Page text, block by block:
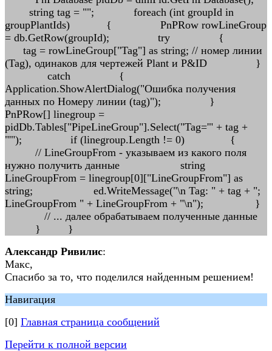
string tag = ""; foreach (int groupId in
groupPlantIds) { PnPRow rowLineGroup
= db.GetRow(groupId); try {
tag = rowLineGroup["Tag"] as string; // номер линии
(Tag), одинаков для чертежей Plant и P&ID }
catch {
Application.ShowAlertDialog("Ошибка получения
данных по Номеру линии (tag)"); }
PnPRow[] linegroup =
pidDb.Tables["PipeLineGroup"].Select("Tag='" + tag +
"'"); if (linegroup.Length != 0) {
// LineGroupFrom - указываем из какого поля
нужно получить данные string
LineGroupFrom = linegroup[0]["LineGroupFrom"] as
string; ed.WriteMessage("\n Tag: " + tag + ";
LineGroupFrom " + LineGroupFrom + "\n"); }
// ... далее обрабатываем полученные данные
} }
Александр Ривилис:
Макс,
Спасибо за то, что поделился найденным решением!
Навигация
[0] Главная страница сообщений
Перейти к полной версии